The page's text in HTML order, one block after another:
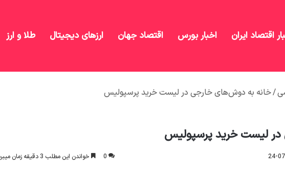
اقتصاد ایران اخبار بورس اقتصاد جهان ارزهای دیجیتال طلا و ارز
/خانه به دوش‌های خارجی در لیست خرید پرسپولیس
لیست خرید پرسپولیس
0 خواندن این مطلب 3 دقیقه زمان میبرد